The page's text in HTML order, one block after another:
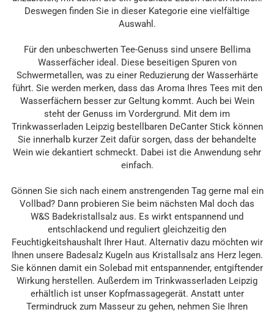
Deswegen finden Sie in dieser Kategorie eine vielfältige
Auswahl.
Für den unbeschwerten Tee-Genuss sind unsere Bellima
Wasserfächer ideal. Diese beseitigen Spuren von
Schwermetallen, was zu einer Reduzierung der Wasserhärte
führt. Sie werden merken, dass das Aroma Ihres Tees mit den
Wasserfächern besser zur Geltung kommt. Auch bei Wein
steht der Genuss im Vordergrund. Mit dem im
Trinkwasserladen Leipzig bestellbaren DeCanter Stick können
Sie innerhalb kurzer Zeit dafür sorgen, dass der behandelte
Wein wie dekantiert schmeckt. Dabei ist die Anwendung sehr
einfach.
Gönnen Sie sich nach einem anstrengenden Tag gerne mal ein
Vollbad? Dann probieren Sie beim nächsten Mal doch das
W&S Badekristallsalz aus. Es wirkt entspannend und
entschlackend und reguliert gleichzeitig den
Feuchtigkeitshaushalt Ihrer Haut. Alternativ dazu möchten wir
Ihnen unsere Badesalz Kugeln aus Kristallsalz ans Herz legen.
Sie können damit ein Solebad mit entspannender, entgiftender
Wirkung herstellen. Außerdem im Trinkwasserladen Leipzig
erhältlich ist unser Kopfmassagegerät. Anstatt unter
Termindruck zum Masseur zu gehen, nehmen Sie Ihren